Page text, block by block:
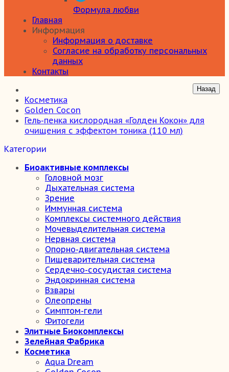
Формула любви
Главная
Информация
Информация о доставке
Согласие на обработку персональных
данных
Контакты
Косметика
Golden Cocon
Гель-пенка кислородная «Голден Кокон» для
очищения с эффектом тоника (110 мл)
Категории
Биоактивные комплексы
Головной мозг
Дыхательная система
Зрение
Иммунная система
Комплексы системного действия
Мочевыделительная система
Нервная система
Опорно-двигательная система
Пищеварительная система
Сердечно-сосудистая система
Эндокринная система
Взвары
Олеопрены
Симптом-гели
Фитогели
Элитные Биокомплексы
Зелейная Фабрика
Косметика
Aqua Dream